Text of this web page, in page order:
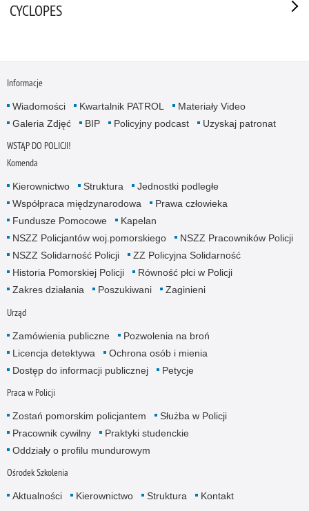
CYCLOPES
Informacje
Wiadomości Kwartalnik PATROL
Materiały Video
Galeria Zdjęć
BIP Policyjny podcast Uzyskaj patronat
WSTĄP DO POLICJI!
Komenda
Kierownictwo Struktura
Jednostki podległe
Współpraca międzynarodowa
Prawa człowieka
Fundusze Pomocowe
Kapelan
NSZZ Policjantów woj.pomorskiego
NSZZ Pracowników Policji
NSZZ Solidarność Policji
ZZ Policyjna Solidarność
Historia Pomorskiej Policji
Równość płci w Policji
Zakres działania
Poszukiwani Zaginieni
Urząd
Zamówienia publiczne
Pozwolenia na broń
Licencja detektywa
Ochrona osób i mienia
Dostęp do informacji publicznej
Petycje
Praca w Policji
Zostań pomorskim policjantem
Służba w Policji
Pracownik cywilny
Praktyki studenckie
Oddziały o profilu mundurowym
Ośrodek Szkolenia
Aktualności Kierownictwo Struktura Kontakt